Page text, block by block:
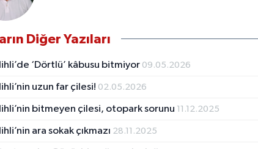
Diğer Yazıları
‘Dörtlü’ kâbusu bitmiyor 09.05.2026
uzun far çilesi! 02.05.2026
bitmeyen çilesi, otopark sorunu 11.12.2025
ara sokak çıkmazı 28.11.2025